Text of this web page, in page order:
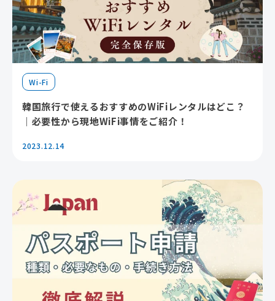
Wi-Fi
韓国旅行で使えるおすすめのWiFiレンタルはどこ？
｜必要性から現地WiFi事情をご紹介！
2023.12.14